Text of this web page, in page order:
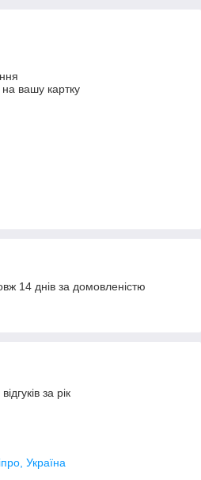
вашу картку
14 днів за домовленістю
за рік
Україна